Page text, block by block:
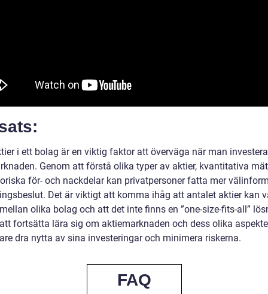
i ett bolag är en viktig faktor att överväga när man
Genom att förstå olika typer av aktier, kvantitativa
för- och nackdelar kan privatpersoner fatta mer
Det är viktigt att komma ihåg att antalet aktier kan
olika bolag och att det inte finns en ”one-size-fits-all”
fortsätta lära sig om aktiemarknaden och dess olika
dra nytta av sina investeringar och minimera riskerna.
FAQ